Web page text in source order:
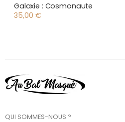
Galaxie : Cosmonaute
35,00 €
QUI SOMMES-NOUS ?